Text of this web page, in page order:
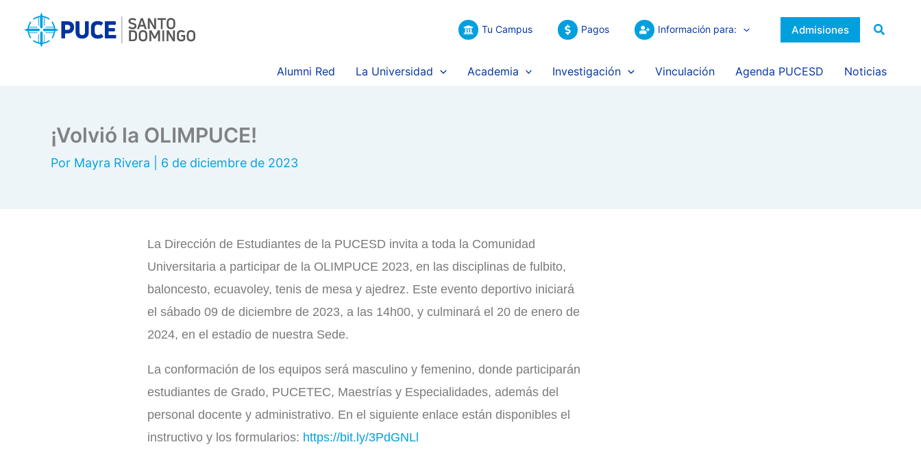
Tu Campus Pagos Información para: Admisiones Buscar
Alumni Red La Universidad Academia Investigación Vinculación Agenda PUCESD Noticias
¡Volvió la OLIMPUCE!
Por Mayra Rivera 6 de diciembre de 2023
La Dirección de Estudiantes de la PUCESD invita a toda la Comunidad
Universitaria a participar de la OLIMPUCE 2023, en las disciplinas de fulbito,
baloncesto, ecuavoley, tenis de mesa y ajedrez. Este evento deportivo iniciará
el sábado 09 de diciembre de 2023, a las 14h00, y culminará el 20 de enero de
2024, en el estadio de nuestra Sede.
La conformación de los equipos será masculino y femenino, donde participarán
estudiantes de Grado, PUCETEC, Maestrías y Especialidades, además del
personal docente y administrativo. En el siguiente enlace están disponibles el
instructivo y los formularios: https://bit.ly/3PdGNLl